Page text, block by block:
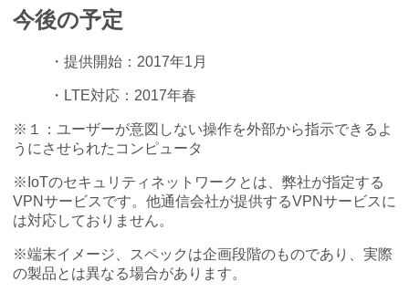
今後の予定
・提供開始：2017年1月
・LTE対応：2017年春
※１：ユーザーが意図しない操作を外部から指示できるよ
うにさせられたコンピュータ
※IoTのセキュリティネットワークとは、弊社が指定する
VPNサービスです。他通信会社が提供するVPNサービスに
は対応しておりません。
※端末イメージ、スペックは企画段階のものであり、実際
の製品とは異なる場合があります。